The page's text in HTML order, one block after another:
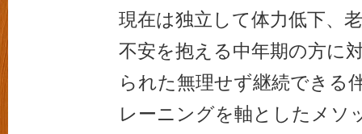
現在は独立して体力低下、
不安を抱える中年期の方に
られた無理せず継続できる
レーニングを軸としたメソ